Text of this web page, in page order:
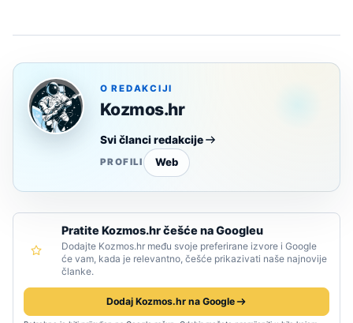
O REDAKCIJI
Kozmos.hr
Svi članci redakcije
PROFILI Web
Pratite Kozmos.hr češće na Googleu
Dodajte Kozmos.hr među svoje preferirane izvore i Google
će vam, kada je relevantno, češće prikazivati naše najnovije
članke.
Dodaj Kozmos.hr na Google